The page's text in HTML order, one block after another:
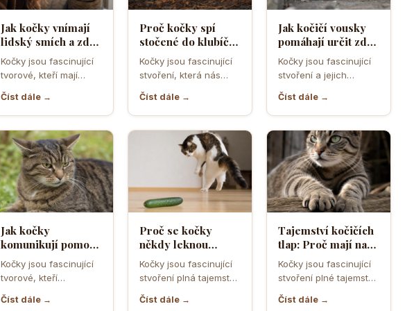
Jak kočky vnímají
lidský smích a zda
ho považují za
projev radosti nebo
hrozbu
Kočky jsou fascinující
tvorové, kteří mají
komunikace a vnímání
světa. Když se…
Číst dále →
Proč kočky spí
stočené do klubíčka
a jak si tím chrání
tělesné teplo a
orgány
Kočky jsou fascinující
stvoření, která nás
svým chováním a
postoji. Jedno z…
Číst dále →
Jak kočičí vousky
pomáhají určit zda
se kočka vejde do
úzkého otvoru
Kočky jsou fascinující
stvoření a jejich
proklouznout i těmi
nejužšími otvory je
často…
Číst dále →
Jak kočky
komunikují pomocí
uší a co znamená
když je otočí
dozadu jako letadlo
Kočky jsou fascinující
tvorové, kteří
komunikují mnoha
způsoby, ale často
Číst dále →
Proč se kočky
někdy leknou
obyčejné okurky a
jak funguje jejich
obranný reflex
Kočky jsou fascinující
stvoření plná tajemství
a nečekaných reakcí.
Jedním z těchto
Číst dále →
Tajemství kočičích
tlap: Proč mají na
předních nohách
pět prstů a na
zadních jen čtyři
Kočky jsou fascinující
stvoření plné tajemství,
a jejich tlapky nejsou
výjimkou. Když se
Číst dále →